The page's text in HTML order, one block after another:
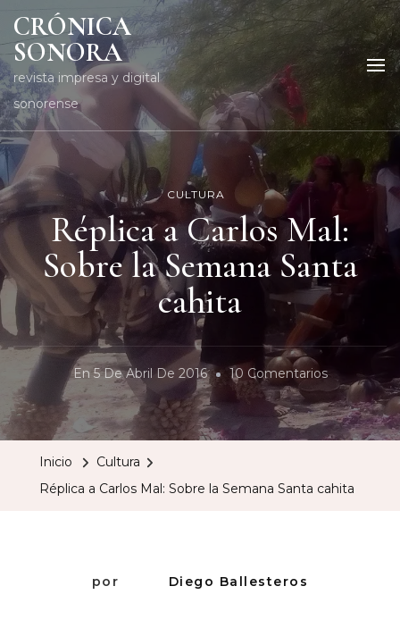
CRÓNICA
SONORA
revista impresa y digital
sonorense
CULTURA
Réplica a Carlos Mal:
Sobre la Semana Santa
cahita
En5 De Abril De 2016 10 ComentariosEn
Réplica
A
Inicio
Cultura
Réplica a Carlos Mal: Sobre la Semana Santa cahita
por Diego Ballesteros